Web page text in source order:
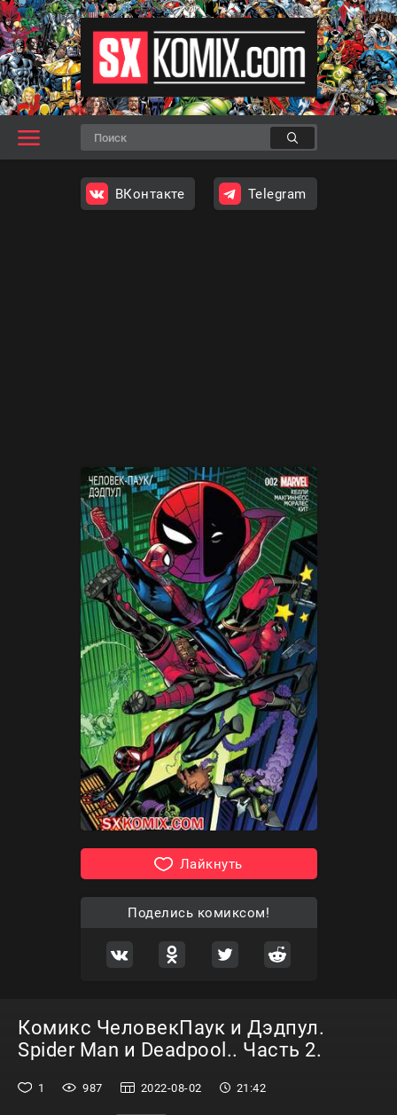
ВКонтакте Telegram
Лайкнуть
Поделись комиксом!
Комикс ЧеловекПаук и Дэдпул.
Spider Man и Deadpool.. Часть 2.
1 987 2022-08-02 21:42